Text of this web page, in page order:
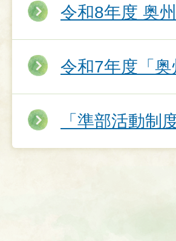
令和8年度 奥
令和7年度「奥
「準部活動制